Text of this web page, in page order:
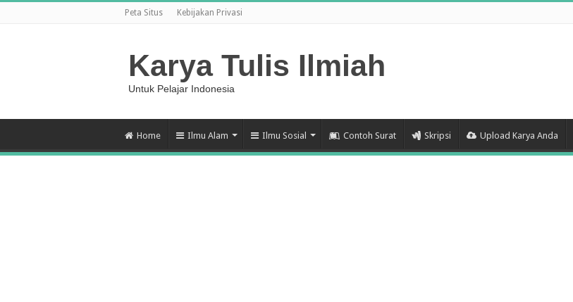
Peta Situs Kebijakan Privasi
Karya Tulis Ilmiah
Untuk Pelajar Indonesia
Home Ilmu Alam Ilmu Sosial Contoh Surat Skripsi Upload Karya Anda